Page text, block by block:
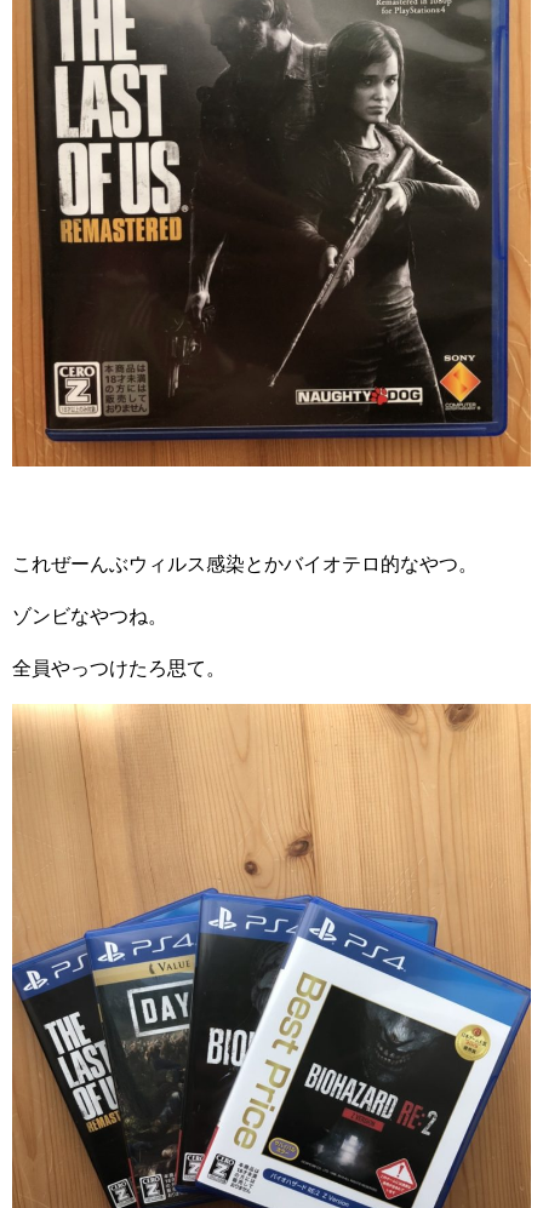
これぜーんぶウィルス感染とかバイオテロ的なやつ。
ゾンビなやつね。
全員やっつけたろ思て。